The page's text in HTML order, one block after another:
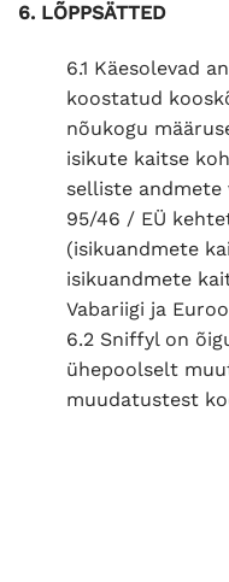
6. LÕPPSÄTTED
6.1 Käesolevad
koostatud
nõukogu
isikute kaitse
selliste andmete
95/46 / EÜ
(isikuandmete
isikuandmete
Vabariigi ja
6.2 Sniffyl on
ühepoolselt
muudatustest